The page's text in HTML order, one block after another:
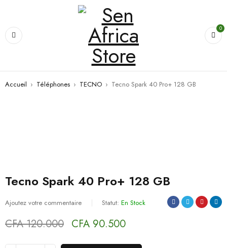
0
Accueil › Téléphones › TECNO › Tecno Spark 40 Pro+ 128 GB
Tecno Spark 40 Pro+ 128 GB
Ajoutez votre commentaire Statut: En Stock
CFA120.000 CFA 90.500